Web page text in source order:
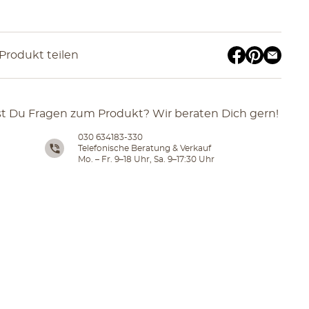
teilen
Du Fragen zum Produkt? Wir beraten Dich gern!
030 634183-330
Telefonische Beratung & Verkauf
Mo. – Fr. 9–18 Uhr, Sa. 9–17:30 Uhr